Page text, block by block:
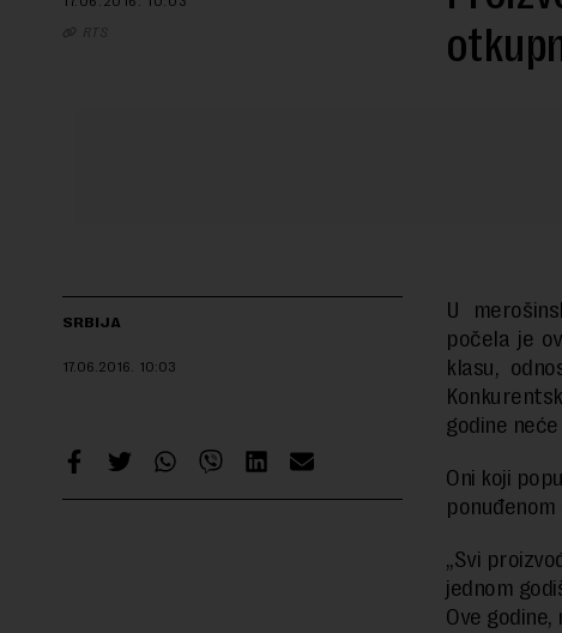
RTS
SRBIJA
17.06.2016. 10:03
U
počela je
klasu,
godine
Oni koji
„Svi
jednom
Ove